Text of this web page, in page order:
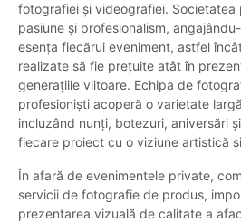
fotografiei și videografiei. Societatea
pasiune și profesionalism,
esența fiecărui eveniment, astfel
realizate să fie prețuite atât în
generațiile viitoare. Echipa de
profesioniști acoperă o varietate
incluzând nunți, botezuri, aniversări
fiecare proiect cu o viziune artistică
În afară de evenimentele private,
servicii de fotografie de produs,
prezentarea vizuală de calitate a